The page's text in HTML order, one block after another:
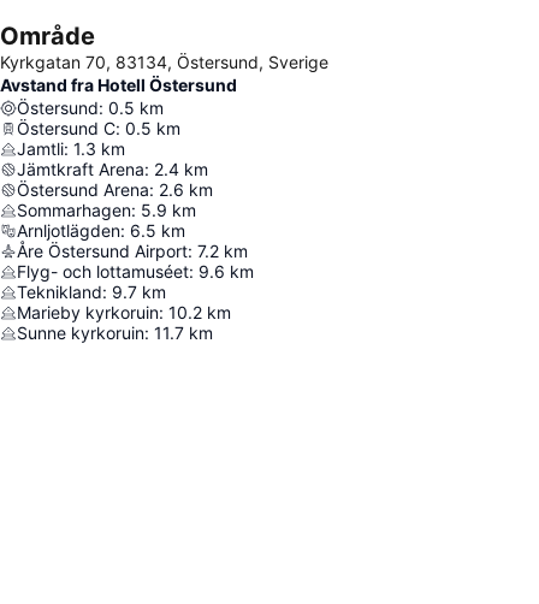
Område
Kyrkgatan 70, 83134, Östersund, Sverige
Avstand fra Hotell Östersund
Östersund: 0.5 km
Östersund C: 0.5 km
Jamtli: 1.3 km
Jämtkraft Arena: 2.4 km
Östersund Arena: 2.6 km
Sommarhagen: 5.9 km
Arnljotlägden: 6.5 km
Åre Östersund Airport: 7.2 km
Flyg- och lottamuséet: 9.6 km
Teknikland: 9.7 km
Marieby kyrkoruin: 10.2 km
Sunne kyrkoruin: 11.7 km